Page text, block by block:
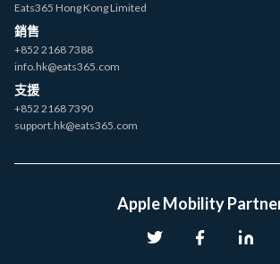
Eats365 Hong Kong Limited
銷售
+852 2168 7388
info.hk@eats365.com
支援
+852 2168 7390
support.hk@eats365.com
Apple Mobility